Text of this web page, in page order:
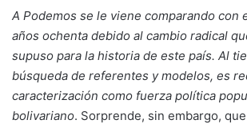
A Podemos se le viene comparando con
años ochenta debido al cambio radical
supuso para la historia de este país. Al
búsqueda de referentes y modelos, es
caracterización como fuerza política
bolivariano. Sorprende, sin embargo,